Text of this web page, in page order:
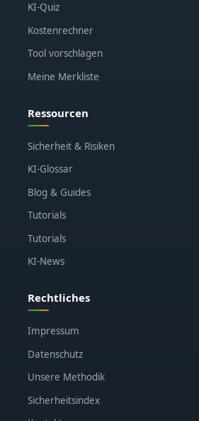
KI-Quiz
Kostenrechner
Tool vorschlagen
Meine Merkliste
Ressourcen
Sicherheit & Risiken
KI-Glossar
Blog & Guides
Tutorials
Tutorials
KI-News
Rechtliches
Impressum
Datenschutz
Unsere Methodik
Sicherheitsindex